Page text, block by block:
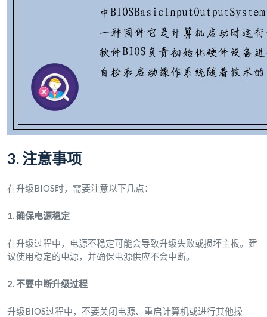
3. 注意事项
在升级BIOS时，需要注意以下几点：
1. 确保电源稳定
在升级过程中，电源不稳定可能会导致升级失败或损坏主板。建
议使用稳定的电源，并确保电源供应不会中断。
2. 不要中断升级过程
升级BIOS过程中，不要关闭电源、重启计算机或进行其他操